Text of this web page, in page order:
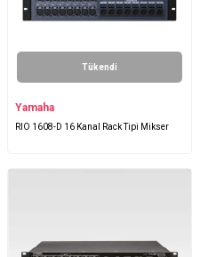
Tükendi
Yamaha
RIO 1608-D 16 Kanal Rack Tipi Mikser